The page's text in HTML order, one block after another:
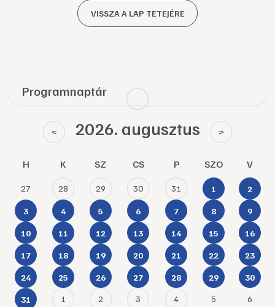
VISSZA A LAP TETEJÉRE
Programnaptár
< 2026. augusztus >
H K SZ CS P SZO V
27 28 29 30 31 1 2
3 4 5 6 7 8 9
10 11 12 13 14 15 16
17 18 19 20 21 22 23
24 25 26 27 28 29 30
31 1 2 3 4 5 6